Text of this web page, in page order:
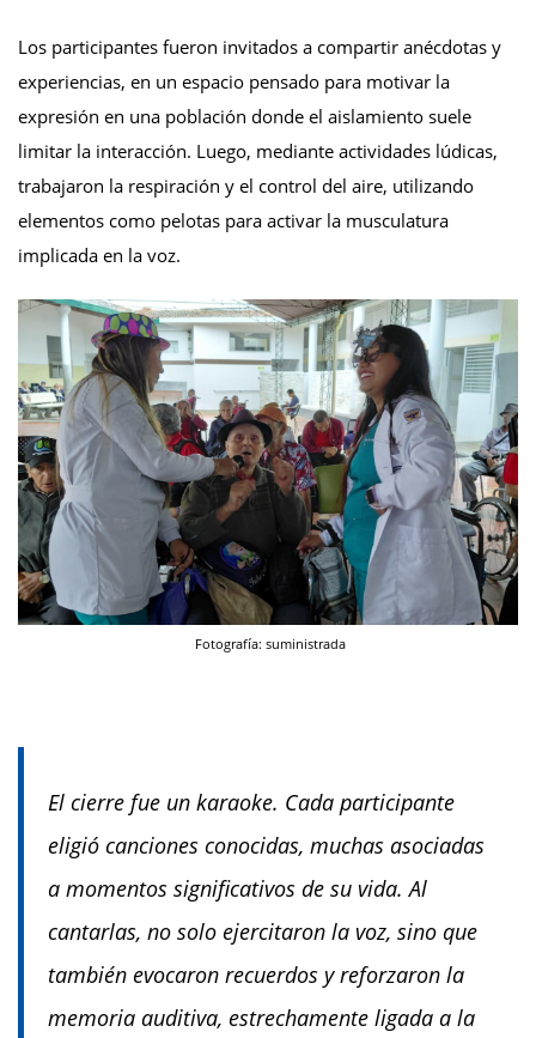
Los participantes fueron invitados a compartir anécdotas y
experiencias, en un espacio pensado para motivar la
expresión en una población donde el aislamiento suele
limitar la interacción. Luego, mediante actividades lúdicas,
trabajaron la respiración y el control del aire, utilizando
elementos como pelotas para activar la musculatura
implicada en la voz.
Fotografía: suministrada
El cierre fue un karaoke. Cada participante
eligió canciones conocidas, muchas asociadas
a momentos significativos de su vida. Al
cantarlas, no solo ejercitaron la voz, sino que
también evocaron recuerdos y reforzaron la
memoria auditiva, estrechamente ligada a la